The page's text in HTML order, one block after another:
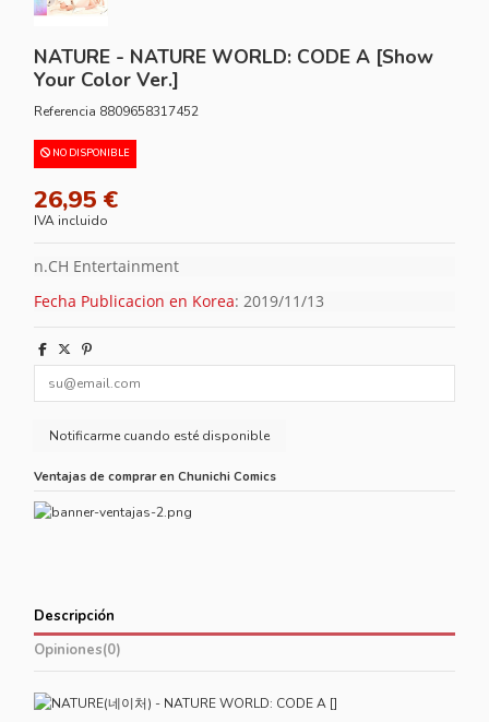
NATURE - NATURE WORLD: CODE A [Show
Your Color Ver.]
Referencia 8809658317452
NO DISPONIBLE
26,95 €
IVA incluido
n.CH Entertainment
Fecha Publicacion en Korea: 2019/11/13
Ventajas de comprar en Chunichi Comics
Descripción
Opiniones(0)